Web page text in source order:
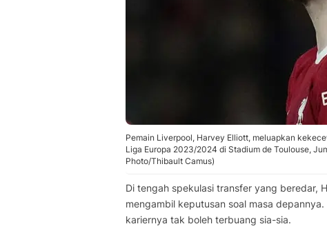
Pemain Liverpool, Harvey Elliott, meluapkan
Liga Europa 2023/2024 di Stadium de Toulouse,
Photo/Thibault Camus)
Di tengah spekulasi transfer yang beredar,
mengambil keputusan soal masa
kariernya tak boleh terbuang sia-sia.